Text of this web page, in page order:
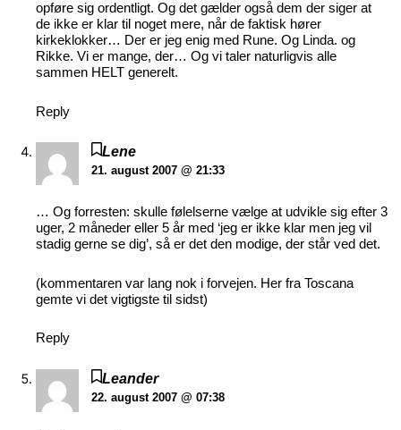
opføre sig ordentligt. Og det gælder også dem der siger at
de ikke er klar til noget mere, når de faktisk hører
kirkeklokker… Der er jeg enig med Rune. Og Linda. og
Rikke. Vi er mange, der… Og vi taler naturligvis alle
sammen HELT generelt.
Reply
Lene
21. august 2007 @ 21:33
… Og forresten: skulle følelserne vælge at udvikle sig efter 3
uger, 2 måneder eller 5 år med ‘jeg er ikke klar men jeg vil
stadig gerne se dig’, så er det den modige, der står ved det.
(kommentaren var lang nok i forvejen. Her fra Toscana
gemte vi det vigtigste til sidst)
Reply
Leander
22. august 2007 @ 07:38